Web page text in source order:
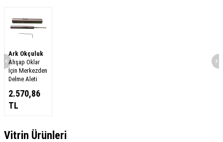
Ark Okçuluk
Ahşap Oklar
İçin Merkezden
Delme Aleti
2.570,86
TL
Vitrin Ürünleri